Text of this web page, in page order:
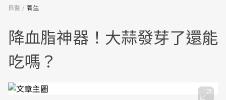
良醫 養生
降血脂神器！大蒜發芽了還能
吃嗎？